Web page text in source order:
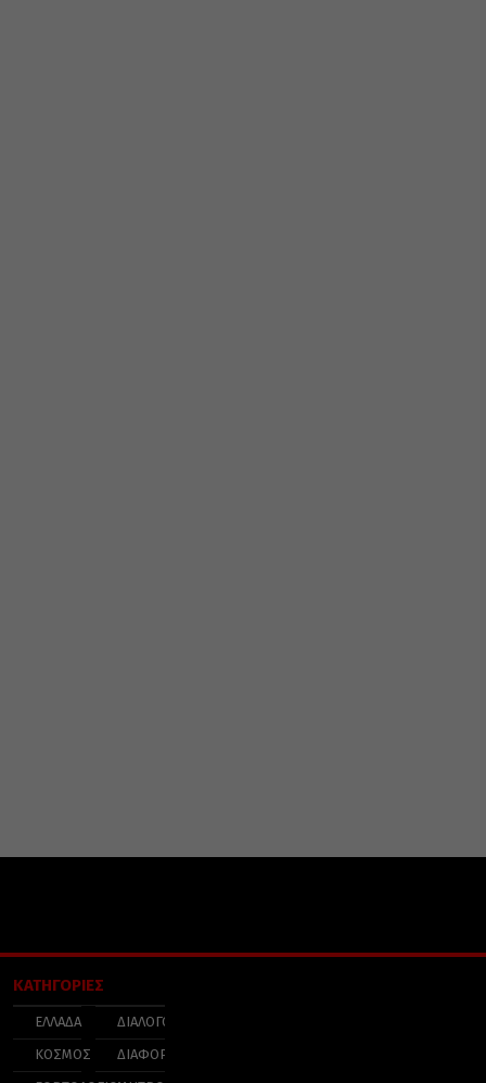
ΚΑΤΗΓΟΡΙΕΣ
ΕΛΛΑΔΑ
ΚΟΣΜΟΣ
ΔΙΑΛΟΓΟΣ
ΔΙΑΦΟΡΑ